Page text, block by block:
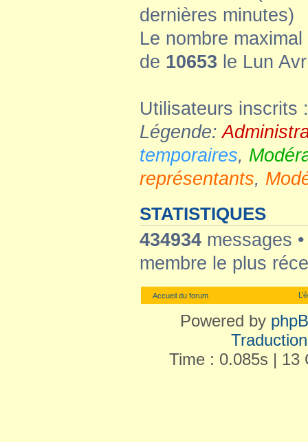
dernières minutes)
Le nombre
de 10653 le Lun
Utilisateurs inscrits
Légende:
temporaires,
représentants,
STATISTIQUES
434934 messages
membre le plus
Accueil du forum
Powered by
Time : 0.085s | 13